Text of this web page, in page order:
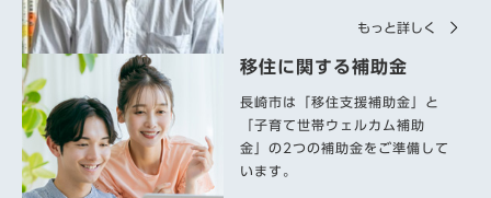
もっと詳しく
移住に関する補助金
長崎市は「移住支援補助金」と
「子育て世帯ウェルカム補助
金」の2つの補助金をご準備して
います。